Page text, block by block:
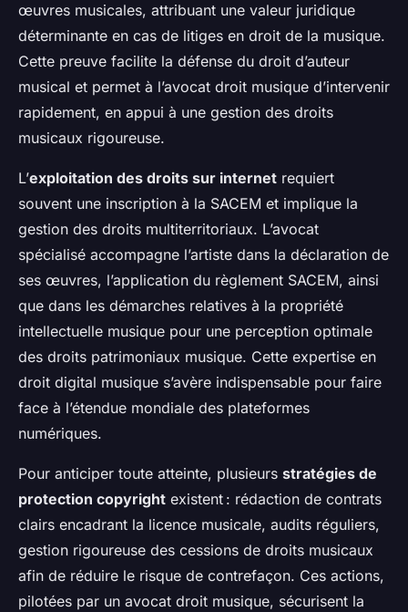
œuvres musicales, attribuant une valeur juridique
déterminante en cas de litiges en droit de la musique.
Cette preuve facilite la défense du droit d’auteur
musical et permet à l’avocat droit musique d’intervenir
rapidement, en appui à une gestion des droits
musicaux rigoureuse.
L’exploitation des droits sur internet requiert
souvent une inscription à la SACEM et implique la
gestion des droits multiterritoriaux. L’avocat
spécialisé accompagne l’artiste dans la déclaration de
ses œuvres, l’application du règlement SACEM, ainsi
que dans les démarches relatives à la propriété
intellectuelle musique pour une perception optimale
des droits patrimoniaux musique. Cette expertise en
droit digital musique s’avère indispensable pour faire
face à l’étendue mondiale des plateformes
numériques.
Pour anticiper toute atteinte, plusieurs stratégies de
protection copyright existent : rédaction de contrats
clairs encadrant la licence musicale, audits réguliers,
gestion rigoureuse des cessions de droits musicaux
afin de réduire le risque de contrefaçon. Ces actions,
pilotées par un avocat droit musique, sécurisent la